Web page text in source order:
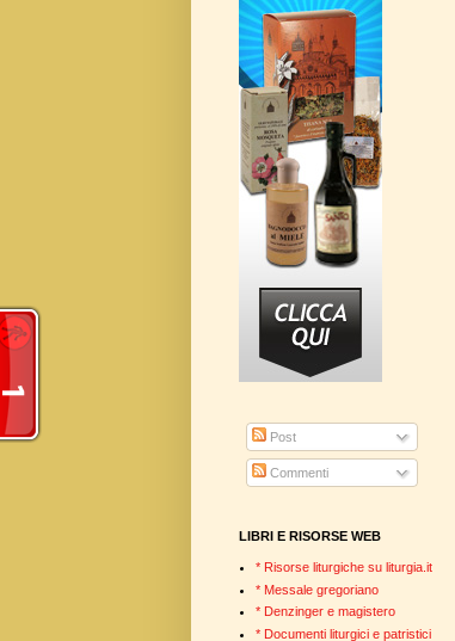
Post
Commenti
LIBRI E RISORSE WEB
* Risorse liturgiche su liturgia.it
* Messale gregoriano
* Denzinger e magistero
* Documenti liturgici e patristici